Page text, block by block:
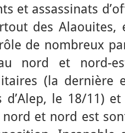
et assassinats
des Alaouites,
de nombreux
nord et nord-
(la dernière
d’Alep, le 18/11)
et nord est